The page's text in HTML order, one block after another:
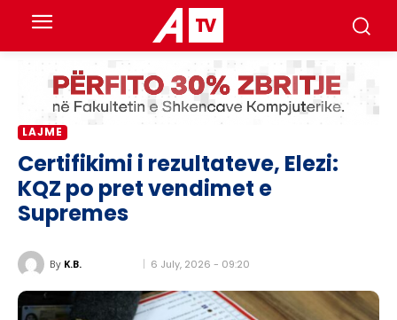
LAJME
Certifikimi i rezultateve, Elezi:
KQZ po pret vendimet e
Supremes
By K.B. 6 July, 2026 - 09:20